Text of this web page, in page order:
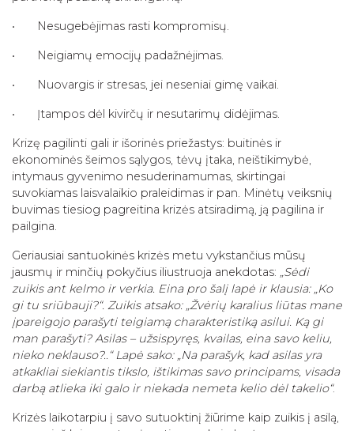
• Nesugebėjimas rasti kompromisų.
• Neigiamų emocijų padažnėjimas.
• Nuovargis ir stresas, jei neseniai gimę vaikai.
• Įtampos dėl kivirčų ir nesutarimų didėjimas.
Krizę pagilinti gali ir išorinės priežastys: buitinės ir
ekonominės šeimos sąlygos, tėvų įtaka, neištikimybė,
intymaus gyvenimo nesuderinamumas, skirtingai
suvokiamas laisvalaikio praleidimas ir pan. Minėtų veiksnių
buvimas tiesiog pagreitina krizės atsiradimą, ją pagilina ir
pailgina.
Geriausiai santuokinės krizės metu vykstančius mūsų
jausmų ir minčių pokyčius iliustruoja anekdotas: „Sėdi
zuikis ant kelmo ir verkia. Eina pro šalį lapė ir klausia: „Ko
gi tu sriūbauji?“. Zuikis atsako: „Žvėrių karalius liūtas mane
įpareigojo parašyti teigiamą charakteristiką asilui. Ką gi
man parašyti? Asilas – užsispyręs, kvailas, eina savo keliu,
nieko neklauso?..“ Lapė sako: „Na parašyk, kad asilas yra
atkakliai siekiantis tikslo, ištikimas savo principams, visada
darbą atlieka iki galo ir niekada nemeta kelio dėl takelio“.
Krizės laikotarpiu į savo sutuoktinį žiūrime kaip zuikis į asilą,